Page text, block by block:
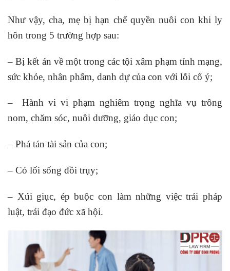
Như vậy, cha, mẹ bị hạn chế quyền nuôi con khi ly
hôn trong 5 trường hợp sau:
– Bị kết án về một trong các tội xâm phạm tính mạng,
sức khỏe, nhân phẩm, danh dự của con với lỗi cố ý;
– Hành vi vi phạm nghiêm trọng nghĩa vụ trông
nom, chăm sóc, nuôi dưỡng, giáo dục con;
– Phá tán tài sản của con;
– Có lối sống đồi trụy;
– Xúi giục, ép buộc con làm những việc trái pháp
luật, trái đạo đức xã hội.